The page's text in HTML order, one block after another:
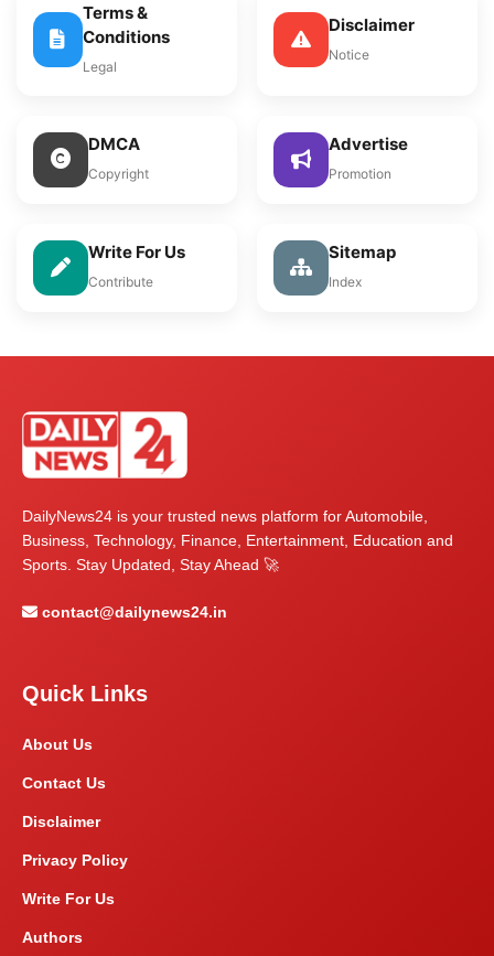
Terms &
Conditions
Legal
Disclaimer
Notice
DMCA
Copyright
Advertise
Promotion
Write For Us
Contribute
Sitemap
Index
DailyNews24 is your trusted news platform for Automobile,
Business, Technology, Finance, Entertainment, Education and
Sports. Stay Updated, Stay Ahead 🚀
contact@dailynews24.in
Quick Links
About Us
Contact Us
Disclaimer
Privacy Policy
Write For Us
Authors